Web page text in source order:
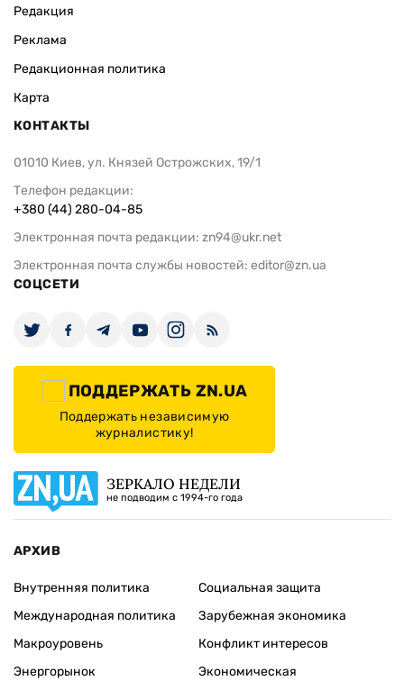
Редакция
Реклама
Редакционная политика
Карта
КОНТАКТЫ
01010 Киев, ул. Князей Острожских, 19/1
Телефон редакции:
+380 (44) 280-04-85
Электронная почта редакции: zn94@ukr.net
Электронная почта службы новостей: editor@zn.ua
СОЦСЕТИ
ПОДДЕРЖАТЬ ZN.UA
Поддержать независимую
журналистику!
ЗЕРКАЛО НЕДЕЛИ
не подводим с 1994-го года
АРХИВ
Внутренняя политика
Международная политика
Макроуровень
Энергорынок
Социальная защита
Зарубежная экономика
Конфликт интересов
Экономическая